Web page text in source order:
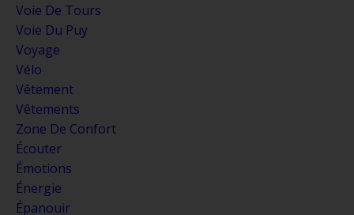
Voie De Tours
Voie Du Puy
Voyage
Vélo
Vêtement
Vêtements
Zone De Confort
Écouter
Émotions
Énergie
Épanouir